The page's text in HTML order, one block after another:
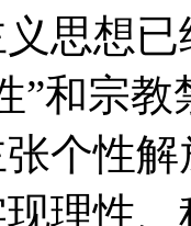
想已
”和宗
个性
理性